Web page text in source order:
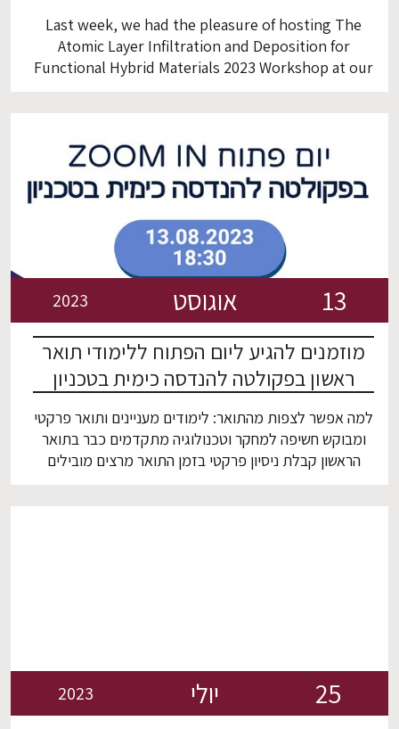
Last week, we had the pleasure of hosting The
Atomic Layer Infiltration and Deposition for
Functional Hybrid Materials 2023 Workshop at our
four-day event. With 80 participants, 4 tutorials,
30 oral […]
13 אוגוסט 2023
מוזמנים להגיע ליום הפתוח ללימודי תואר
ראשון בפקולטה להנדסה כימית בטכניון
למה אפשר לצפות מהתואר: לימודים מעניינים ותואר פרקטי
ומבוקש חשיפה למחקר וטכנולוגיה מתקדמים כבר בתואר
הראשון קבלת ניסיון פרקטי בזמן התואר מרצים מובילים
25 יולי 2023